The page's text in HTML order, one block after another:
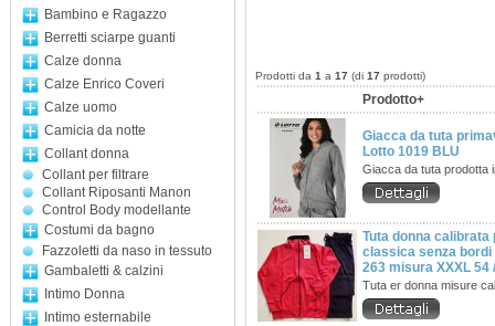
Bambino e Ragazzo
Berretti sciarpe guanti
Calze donna
Calze Enrico Coveri
Calze uomo
Camicia da notte
Collant donna
Collant per filtrare
Collant Riposanti Manon
Control Body modellante
Costumi da bagno
Fazzoletti da naso in tessuto
Gambaletti & calzini
Intimo Donna
Intimo esternabile
Prodotti da 1 a 17 (di 17 prodotti)
Prodotto+
Giacca da tuta
Lotto 1019 BLU
Giacca da tuta prodotta
Tuta donna
classica senza bordi
263 misura XXXL 54
Tuta er donna misure